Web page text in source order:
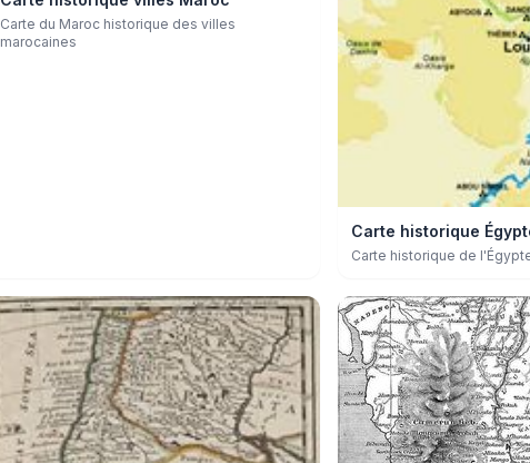
Carte du Maroc historique des villes
marocaines
Carte historique
Carte historique de